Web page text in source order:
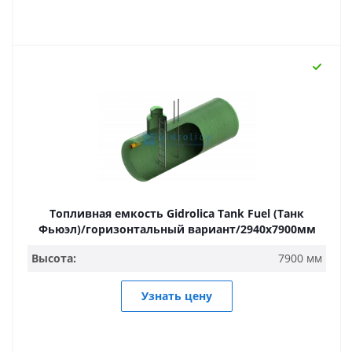
Топливная емкость Gidrolica Tank Fuel (Танк
Фьюэл)/горизонтальный вариант/2940х7900мм
Высота:
7900 мм
Узнать цену